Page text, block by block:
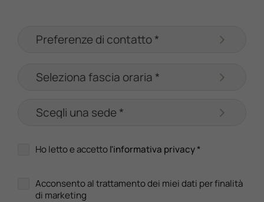
Ho letto e accettol'informativa privacy*
Acconsento al trattamento dei miei dati per finalità
di marketing